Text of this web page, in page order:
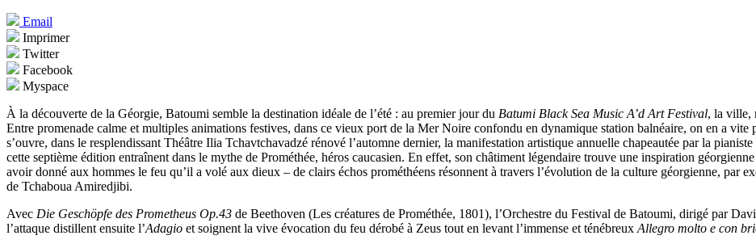
Email
Imprimer
Twitter
Facebook
Myspace
À la découverte de la Géorgie, Batoumi semble la destination idéale de l’été : au premier jour du Batumi Black Sea Music A’d Art Festival, la ville,
Entre promenade calme et multiples animations festives, dans ce vieux port de la Mer Noire confondu en dynamique station balnéaire, on en a
s’ouvre, dans le resplendissant Théâtre Ilia Tchavtchavadzé rénové l’automne dernier, la manifestation artistique annuelle chapeautée par la
cette septième édition entraînent dans le mythe de Prométhée, héros caucasien. En effet, son châtiment légendaire trouve une inspiration
avoir donné aux hommes le feu qu’il a volé aux dieux – de clairs échos prométhéens résonnent à travers l’évolution de la culture géorgienne, par
de Tchaboua Amiredjibi.
Avec Die Geschöpfe des Prometheus Op.43 de Beethoven (Les créatures de Prométhée, 1801), l’Orchestre du Festival de Batoumi, dirigé par
l’attaque distillent ensuite l’Adagio et soignent la vive évocation du feu dérobé à Zeus tout en levant l’immense et ténébreux Allegro molto e con